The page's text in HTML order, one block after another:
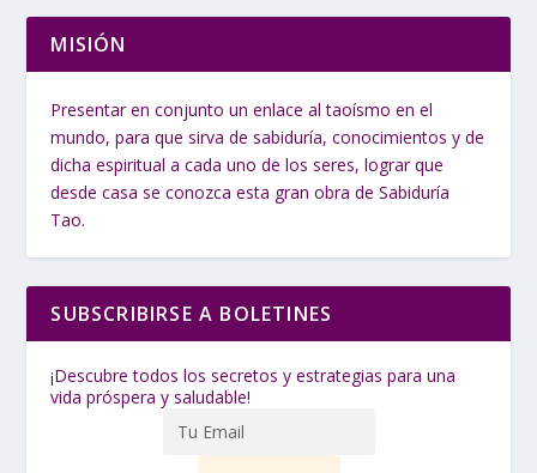
MISIÓN
Presentar en conjunto un enlace al taoísmo en el
mundo, para que sirva de sabiduría, conocimientos y de
dicha espiritual a cada uno de los seres, lograr que
desde casa se conozca esta gran obra de Sabiduría
Tao.
SUBSCRIBIRSE A BOLETINES
¡Descubre todos los secretos y estrategias para una
vida próspera y saludable!